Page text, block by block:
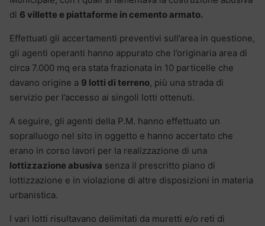
di 6 villette e piattaforme in cemento armato.
Effettuati gli accertamenti preventivi sull’area in questione,
gli agenti operanti hanno appurato che l’originaria area di
circa 7.000 mq era stata frazionata in 10 particelle che
davano origine a 9 lotti di terreno, più una strada di
servizio per l’accesso ai singoli lotti ottenuti.
A seguire, gli agenti della P.M. hanno effettuato un
sopralluogo nel sito in oggetto e hanno accertato che
erano in corso lavori per la realizzazione di una
lottizzazione abusiva senza il prescritto piano di
lottizzazione e in violazione di altre disposizioni in materia
urbanistica.
I vari lotti risultavano delimitati da muretti e/o reti di